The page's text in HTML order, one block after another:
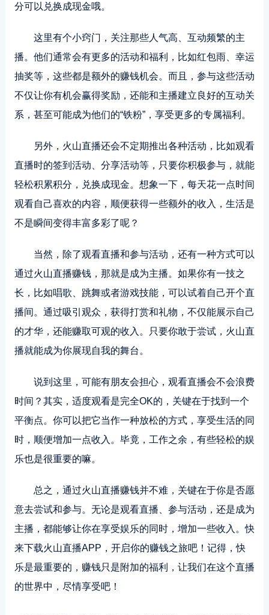
分可以兑换成现金哦。
这里有个小窍门，关注那些人气高、互动频繁的主
播。他们通常会有更多的活动和福利，比如红包雨、幸运
抽奖等，这些都是额外的赚钱机会。而且，参与这些活动
不仅让你有机会赢得奖励，还能和主播建立良好的互动关
系，甚至可能成为他们的“铁粉”，享受更多的专属福利。
另外，火山直播还会不定期推出各种活动，比如观看
直播时的签到活动、分享活动等，只要你积极参与，就能
轻松积累积分，兑换成现金。想象一下，每天花一点时间
观看自己喜欢的内容，顺便获得一些额外的收入，生活是
不是瞬间变得丰富多彩了呢？
当然，除了观看直播和参与活动，还有一种方式可以
通过火山直播赚钱，那就是成为主播。如果你有一技之
长，比如唱歌、跳舞或者游戏技能，可以试着自己开个直
播间。通过吸引观众，获得打赏和礼物，不仅能展示自己
的才华，还能赚取可观的收入。只要你敢于尝试，火山直
播就能成为你展现自我的舞台。
说到这里，可能有朋友会担心，观看直播会不会浪费
时间？其实，适度观看是完全OK的，关键在于找到一个
平衡点。你可以把它当作一种放松的方式，享受生活的同
时，顺便增加一点收入。毕竟，工作之余，有些轻松的娱
乐也是很重要的嘛。
总之，通过火山直播赚钱并不难，关键在于你是否愿
意去尝试和参与。无论是观看直播、参与活动，还是成为
主播，都能够让你在享受娱乐的同时，增加一些收入。快
来下载火山直播APP，开启你的赚钱之旅吧！记得，快
乐是最重要的，赚钱只是附加的福利，让我们在这个直播
的世界中，尽情享受吧！